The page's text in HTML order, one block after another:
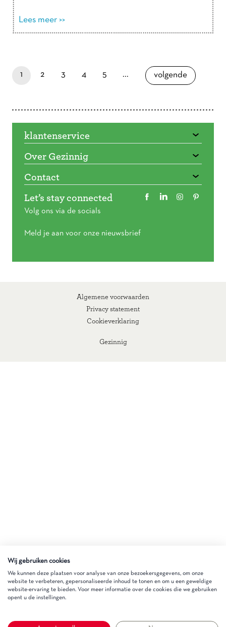
Lees meer >>
paginapage 1 of 6
je bent nu op pagina
1 pagina
2 pagina
3 pagina
4 pagina
5 ... volgende
pagina
laatste pagina
klantenservice
Over Gezinnig
Contact
Let’s stay connected
Volg ons via de socials
Meld je aan voor onze nieuwsbrief
Gezinnig
Algemene voorwaarden
Privacy statement
Cookieverklaring
Wij gebruiken cookies
We kunnen deze plaatsen voor analyse van onze bezoekersgegevens, om onze
website te verbeteren, gepersonaliseerde inhoud te tonen en om u een geweldige
website-ervaring te bieden. Voor meer informatie over de cookies die we gebruiken
opent u de instellingen.